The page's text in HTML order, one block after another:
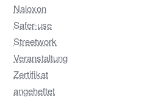
Naloxon
Safer-use
Streetwork
Veranstaltung
Zertifikat
angeheftet